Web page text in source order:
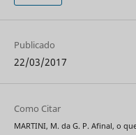
Publicado
22/03/2017
Como Citar
MARTINI, M. da G. P. Afinal, o